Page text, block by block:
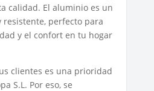
calidad. El aluminio es un
perfecto para
y el confort en tu hogar
clientes es una prioridad
S.L. Por eso, se